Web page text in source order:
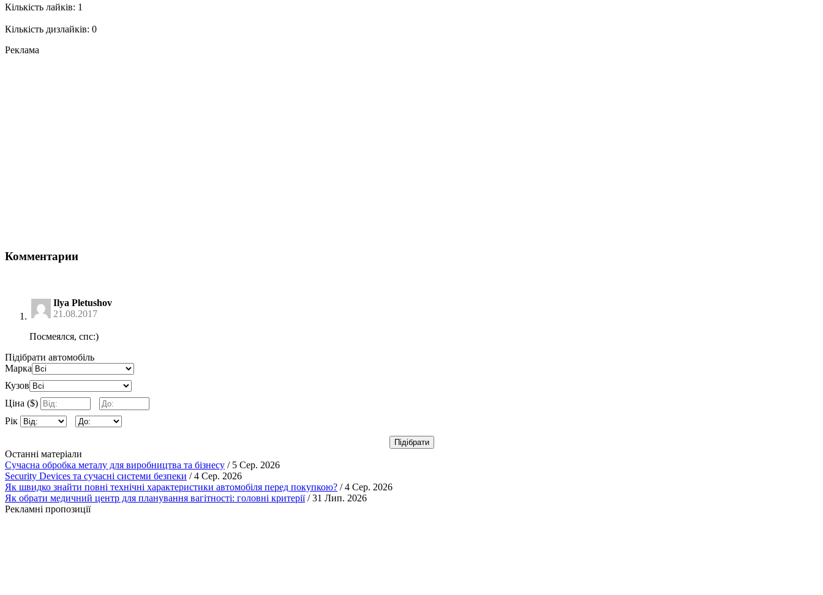
Кількість лайків: 1
Кількість дизлайків: 0
Реклама
Комментарии
Ilya Pletushov
21.08.2017
Посмеялся, спс:)
Підібрати автомобіль
Марка
Кузов
Ціна ($)
Рік
Останні матеріали
Сучасна обробка металу для виробництва та бізнесу / 5 Сер. 2026
Security Devices та сучасні системи безпеки / 4 Сер. 2026
Як швидко знайти повні технічні характеристики автомобіля перед покупкою? / 4 Сер. 2026
Як обрати медичний центр для планування вагітності: головні критерії/ 31 Лип. 2026
Рекламні пропозиції